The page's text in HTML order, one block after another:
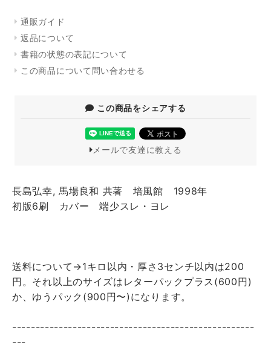
通販ガイド
返品について
書籍の状態の表記について
この商品について問い合わせる
この商品をシェアする
メールで友達に教える
長島弘幸, 馬場良和 共著 培風館 1998年
初版6刷 カバー 端少スレ・ヨレ
送料について→1キロ以内・厚さ3センチ以内は200
円。それ以上のサイズはレターパックプラス(600円)
か、ゆうパック(900円〜)になります。
----------------------------------------------------
---